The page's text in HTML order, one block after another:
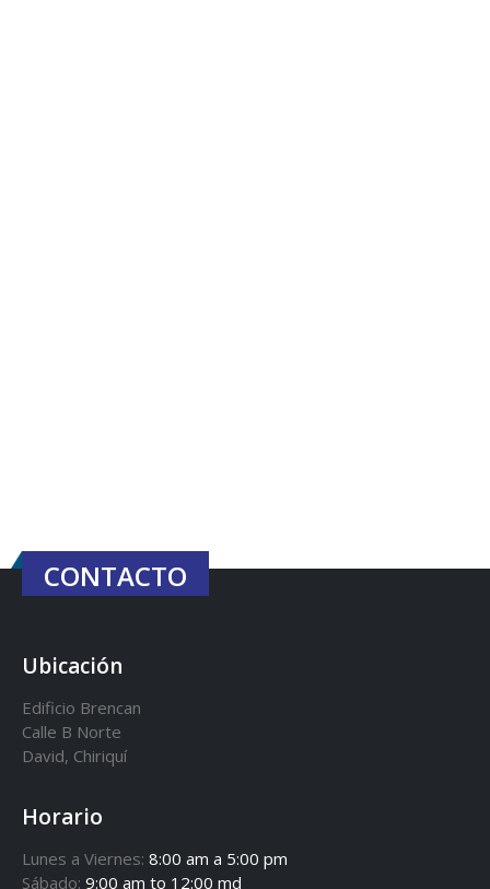
CONTACTO
Ubicación
Edificio Brencan
Calle B Norte
David, Chiriquí
Horario
Lunes a Viernes: 8:00 am a 5:00 pm
Sábado: 9:00 am to 12:00 md